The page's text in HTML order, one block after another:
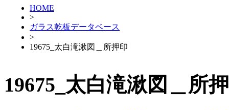
HOME
>
ガラス乾板データベース
>
19675_太白滝湫図＿所押印
19675_太白滝湫図＿所